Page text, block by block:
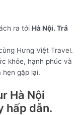
ra tớiHà Nội. Trả
Hưng Việt Travel.
khỏe, hạnh phúc và
gặp lại.
Hà Nội
hấp dẫn.